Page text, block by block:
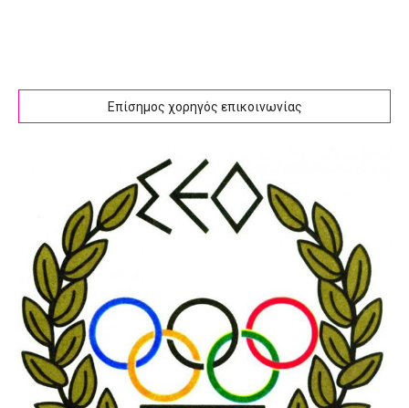
Επίσημος χορηγός επικοινωνίας